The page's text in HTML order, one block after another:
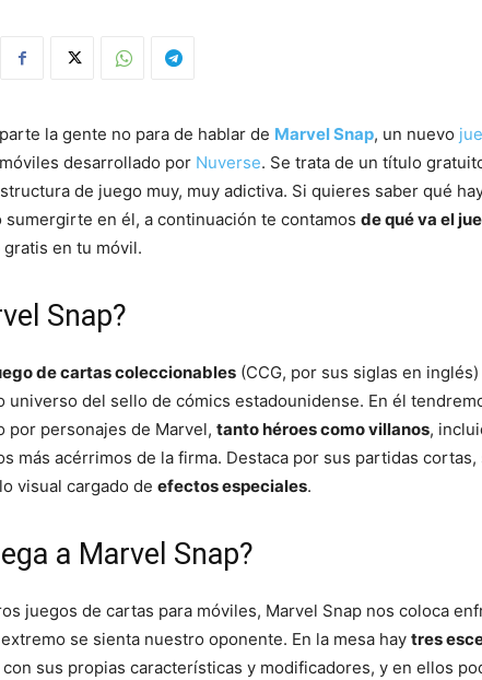
la gente no para de hablar de Marvel Snap, un nuevo
desarrollado por Nuverse. Se trata de un título
de juego muy, muy adictiva. Si quieres saber qué
sumergirte en él, a continuación te contamos de qué va el
gratis en tu móvil.
Snap?
de cartas coleccionables (CCG, por sus siglas en
universo del sello de cómics estadounidense. En él
por personajes de Marvel, tanto héroes como villanos,
más acérrimos de la firma. Destaca por sus partidas cortas,
visual cargado de efectos especiales.
a Marvel Snap?
juegos de cartas para móviles, Marvel Snap nos coloca
se sienta nuestro oponente. En la mesa hay tres
con sus propias características y modificadores, y en ellos